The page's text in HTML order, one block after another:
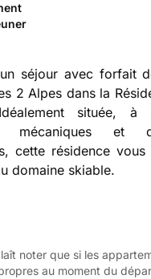
séjour avec forfait
2 Alpes dans la
située, à
mécaniques et
cette résidence
domaine skiable.
noter que si les
au moment du